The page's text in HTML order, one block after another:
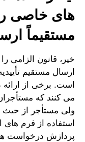
های خاصی را
مستقیماً
خیر، قانون الزامی
ارسال مستقیم
است. برخی از
می کنند که
ولی مستأجر از حیث
استفاده از فرم
پردازش درخواست